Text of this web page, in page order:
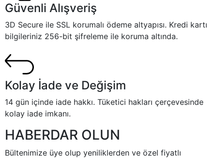
Güvenli Alışveriş
3D Secure ile SSL korumalı ödeme altyapısı. Kredi kartı
bilgileriniz 256-bit şifreleme ile koruma altında.
Kolay İade ve Değişim
14 gün içinde iade hakkı. Tüketici hakları çerçevesinde
kolay iade imkanı.
HABERDAR OLUN
Bültenimize üye olup yeniliklerden ve özel fiyatlı